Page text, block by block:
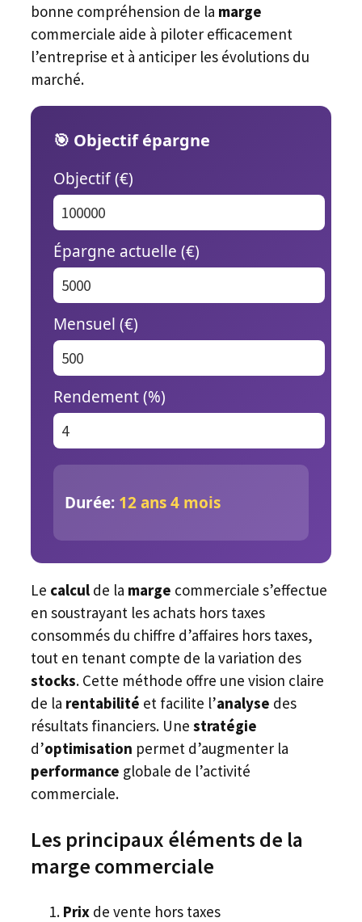
bonne compréhension de la marge
commerciale aide à piloter efficacement
l’entreprise et à anticiper les évolutions du
marché.
🎯 Objectif épargne
Objectif (€)
Épargne actuelle (€)
Mensuel (€)
Rendement (%)
Durée: 12 ans 4 mois
Le calcul de la marge commerciale s’effectue
en soustrayant les achats hors taxes
consommés du chiffre d’affaires hors taxes,
tout en tenant compte de la variation des
stocks. Cette méthode offre une vision claire
de la rentabilité et facilite l’analyse des
résultats financiers. Une stratégie
d’optimisation permet d’augmenter la
performance globale de l’activité
commerciale.
Les principaux éléments de la
marge commerciale
Prix de vente hors taxes